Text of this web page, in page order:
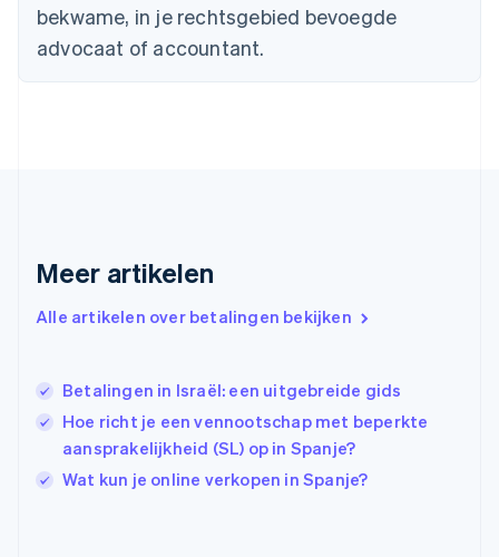
bekwame, in je rechtsgebied bevoegde
advocaat of accountant.
Meer artikelen
Alle artikelen over betalingen bekijken
Betalingen in Israël: een uitgebreide gids
Hoe richt je een vennootschap met beperkte
aansprakelijkheid (SL) op in Spanje?
Wat kun je online verkopen in Spanje?
Finland
EnglishSvenska
Hongkong SAR, China
English简体中文
Ierland
English
Italië
ItalianoEnglish
Japan
日本語
Kroatië